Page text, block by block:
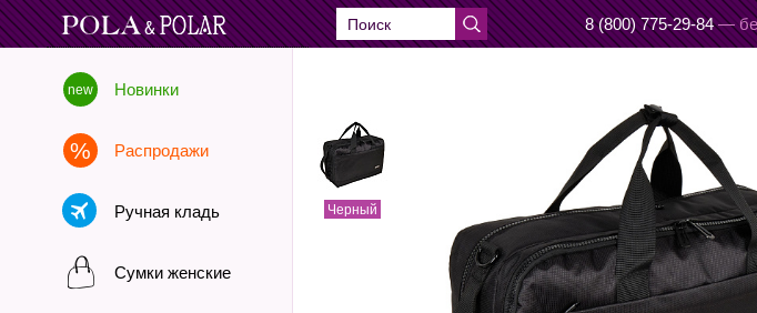
8 (800) 775-29-84 —
Новинки
Распродажи
Ручная кладь
Сумки женские
Черный